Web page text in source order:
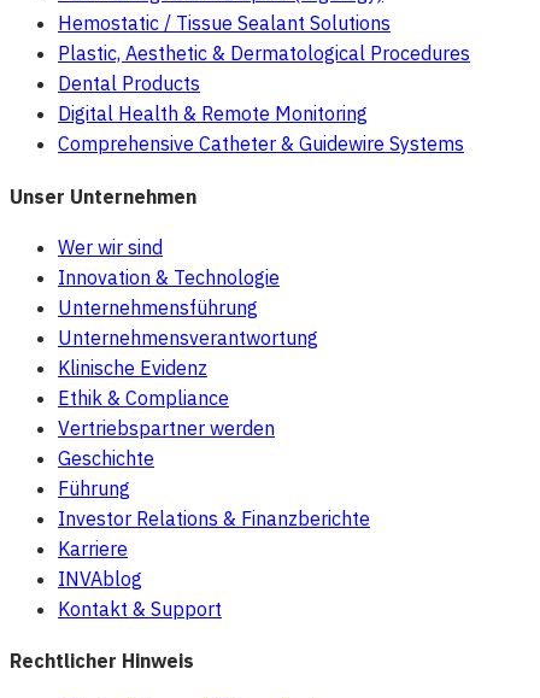
Hemostatic / Tissue Sealant Solutions
Plastic, Aesthetic & Dermatological Procedures
Dental Products
Digital Health & Remote Monitoring
Comprehensive Catheter & Guidewire Systems
Unser Unternehmen
Wer wir sind
Innovation & Technologie
Unternehmensführung
Unternehmensverantwortung
Klinische Evidenz
Ethik & Compliance
Vertriebspartner werden
Geschichte
Führung
Investor Relations & Finanzberichte
Karriere
INVAblog
Kontakt & Support
Rechtlicher Hinweis